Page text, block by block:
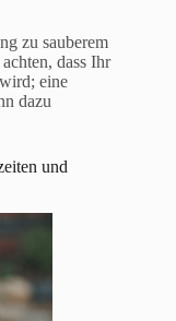
zu sauberem
dass Ihr
eine
dazu
und